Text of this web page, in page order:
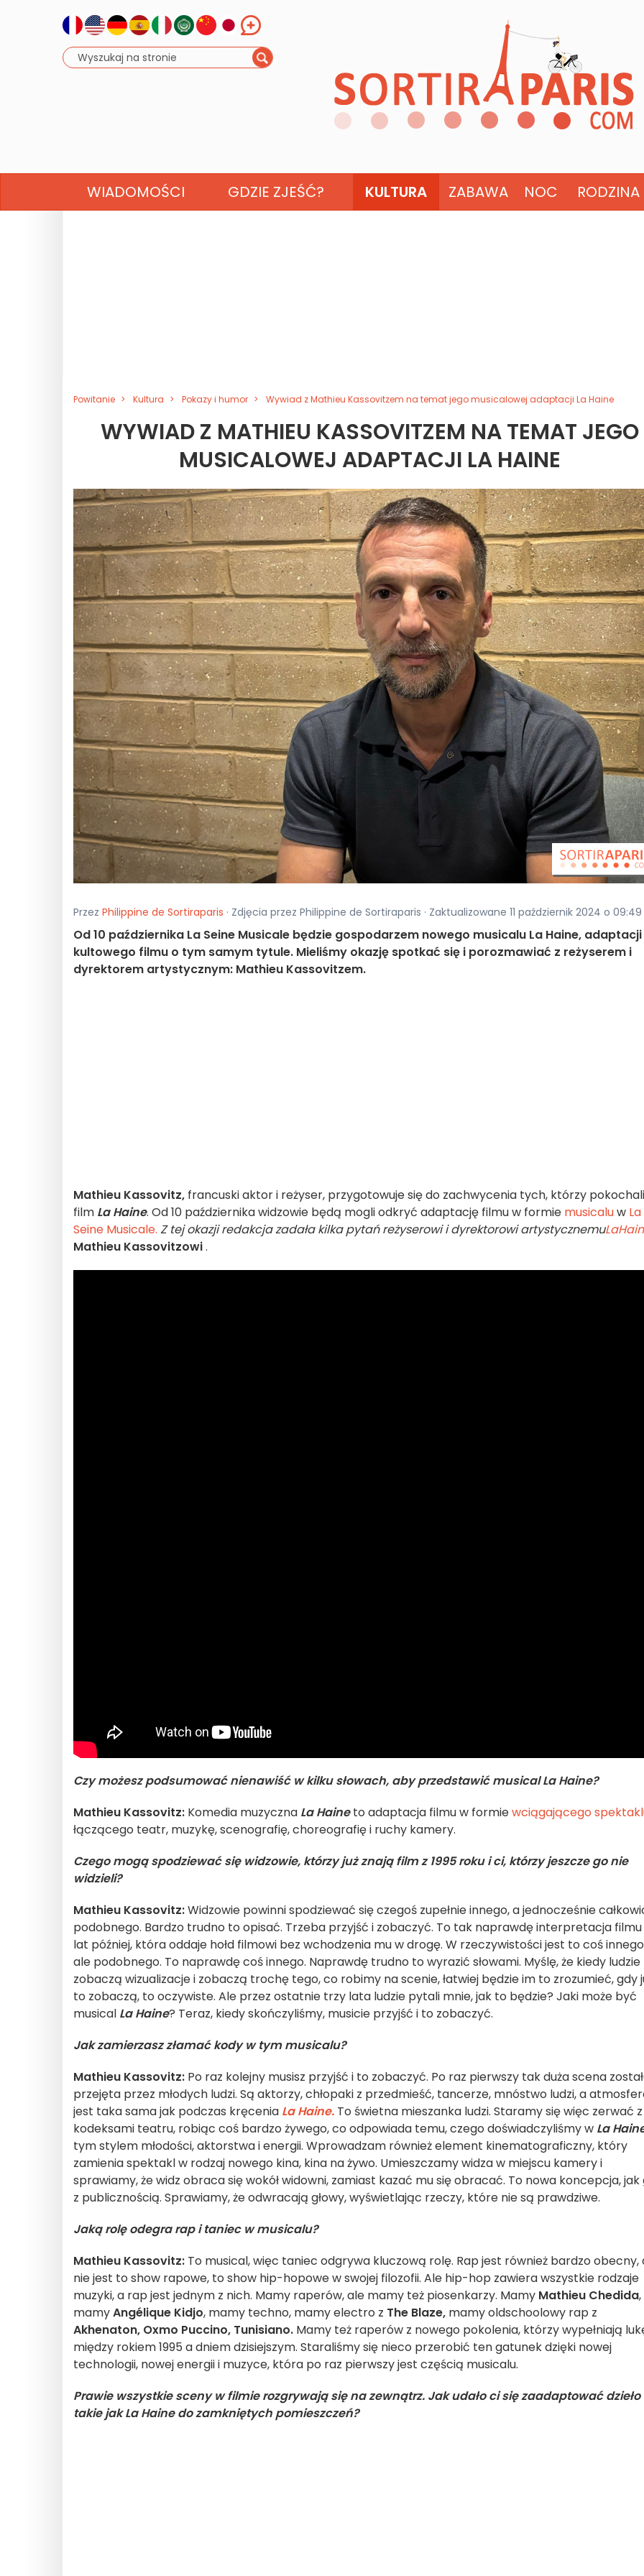
WIADOMOŚCI GDZIE ZJEŚĆ? KULTURA ZABAWA NOC RODZINA
Powitanie Kultura Pokazy i humor Wywiad z Mathieu Kassovitzem na temat jego musicalowej adaptacji La Haine
WYWIAD Z MATHIEU KASSOVITZEM NA TEMAT JEGO
MUSICALOWEJ ADAPTACJI LA HAINE
Przez Philippine de Sortiraparis · Zdjęcia przez Philippine de Sortiraparis · Zaktualizowane 11 październik 2024 o 09:49
Od 10 października La Seine Musicale będzie gospodarzem nowego musicalu La Haine, adaptacji
kultowego filmu o tym samym tytule. Mieliśmy okazję spotkać się i porozmawiać z reżyserem i
dyrektorem artystycznym: Mathieu Kassovitzem.
Mathieu Kassovitz, francuski aktor i reżyser, przygotowuje się do zachwycenia tych, którzy pokochali
film La Haine. Od 10 października widzowie będą mogli odkryć adaptację filmu w formie musicaluw La
Seine Musicale. Z tej okazji redakcja zadała kilka pytań reżyserowi i dyrektorowi artystycznemuLa
Mathieu Kassovitzowi.
Czy możesz podsumować nienawiść w kilku słowach, aby przedstawić musical La Haine?
Mathieu Kassovitz: Komedia muzyczna La Haineto adaptacja filmu w formiewciągającego
łączącego teatr, muzykę, scenografię, choreografię i ruchy kamery.
Czego mogą spodziewać się widzowie, którzy już znają film z 1995 roku i ci, którzy jeszcze go nie
widzieli?
Mathieu Kassovitz:Widzowie powinni spodziewać się czegoś zupełnie innego, a jednocześnie
podobnego. Bardzo trudno to opisać. Trzeba przyjść i zobaczyć. To tak naprawdę interpretacja filmu
lat później, która oddaje hołd filmowi bez wchodzenia mu w drogę. W rzeczywistości jest to coś
ale podobnego. To naprawdę coś innego. Naprawdę trudno to wyrazić słowami. Myślę, że kiedy ludzie
zobaczą wizualizacje i zobaczą trochę tego, co robimy na scenie, łatwiej będzie im to zrozumieć, gdy
to zobaczą, to oczywiste. Ale przez ostatnie trzy lata ludzie pytali mnie, jak to będzie? Jaki może być
musical La Haine? Teraz, kiedy skończyliśmy, musicie przyjść i to zobaczyć.
Jak zamierzasz złamać kody w tym musicalu?
Mathieu Kassovitz: Po raz kolejny musisz przyjść i to zobaczyć. Po raz pierwszy tak duża scena
przejęta przez młodych ludzi. Są aktorzy, chłopaki z przedmieść, tancerze, mnóstwo ludzi, a
jest taka sama jak podczas kręcenia La Haine. To świetna mieszanka ludzi. Staramy się więc zerwać z
kodeksami teatru, robiąc coś bardzo żywego, co odpowiada temu, czego doświadczyliśmy w La
tym stylem młodości, aktorstwa i energii. Wprowadzam również element kinematograficzny, który
zamienia spektakl w rodzaj nowego kina, kina na żywo. Umieszczamy widza w miejscu kamery i
sprawiamy, że widz obraca się wokół widowni, zamiast kazać mu się obracać. To nowa koncepcja, jak
z publicznością. Sprawiamy, że odwracają głowy, wyświetlając rzeczy, które nie są prawdziwe.
Jaką rolę odegra rap i taniec w musicalu?
Mathieu Kassovitz: To musical, więc taniec odgrywa kluczową rolę. Rap jest również bardzo obecny,
nie jest to show rapowe, to show hip-hopowe w swojej filozofii. Ale hip-hop zawiera wszystkie rodzaje
muzyki, a rap jest jednym z nich. Mamy raperów, ale mamy też piosenkarzy. Mamy Mathieu Chedida,
mamyAngélique Kidjo, mamy techno, mamy electro z The Blaze, mamy oldschoolowy rap z
Akhenaton, Oxmo Puccino, Tunisiano. Mamy też raperów z nowego pokolenia, którzy wypełniają
między rokiem 1995 a dniem dzisiejszym. Staraliśmy się nieco przerobić ten gatunek dzięki nowej
technologii, nowej energii i muzyce, która po raz pierwszy jest częścią musicalu.
Prawie wszystkie sceny w filmie rozgrywają się na zewnątrz. Jak udało ci się zaadaptować dzieło
takie jak La Haine do zamkniętych pomieszczeń?